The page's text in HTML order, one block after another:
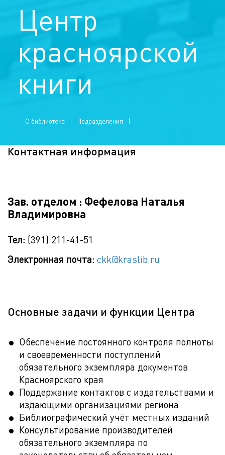
Центр
красноярской
книги
О библиотеке Подразделения
Контактная информация
Зав. отделом : Фефелова Наталья
Владимировна
Тел: (391) 211-41-51
Электронная почта: ckk@kraslib.ru
Основные задачи и функции Центра
Обеспечение постоянного контроля полноты
и своевременности поступлений
обязательного экземпляра документов
Красноярского края
Поддержание контактов с издательствами и
издающими организациями региона
Библиографический учёт местных изданий
Консультирование производителей
обязательного экземпляра по